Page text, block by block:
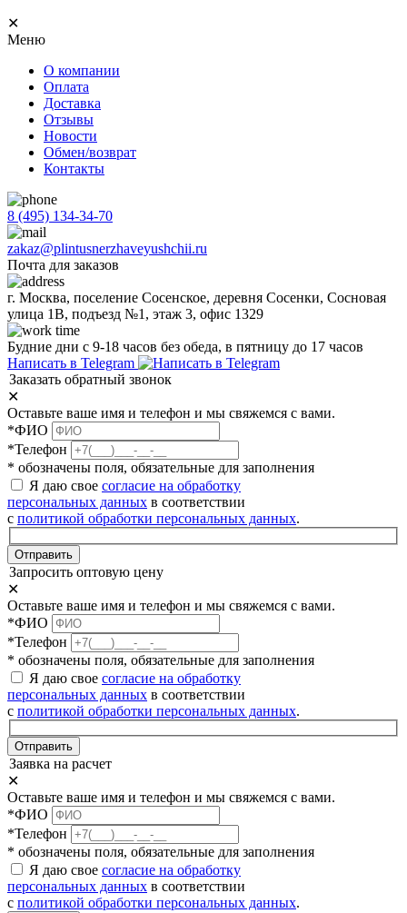
✕
Меню
О компании
Оплата
Доставка
Отзывы
Новости
Обмен/возврат
Контакты
8 (495) 134-34-70
zakaz@plintusnerzhaveyushchii.ru
Почта для заказов
г. Москва, поселение Сосенское, деревня Сосенки, Сосновая
улица 1В, подъезд №1, этаж 3, офис 1329
Будние дни с 9-18 часов без обеда, в пятницу до 17 часов
Написать в Telegram
Заказать обратный звонок
✕
Оставьте ваше имя и телефон и мы свяжемся с вами.
*ФИО
*Телефон
* обозначены поля, обязательные для заполнения
Я даю свое согласие на обработку
персональных данных в соответствии
с политикой обработки персональных данных.
Отправить
Запросить оптовую цену
✕
Оставьте ваше имя и телефон и мы свяжемся с вами.
*ФИО
*Телефон
* обозначены поля, обязательные для заполнения
Я даю свое согласие на обработку
персональных данных в соответствии
с политикой обработки персональных данных.
Отправить
Заявка на расчет
✕
Оставьте ваше имя и телефон и мы свяжемся с вами.
*ФИО
*Телефон
* обозначены поля, обязательные для заполнения
Я даю свое согласие на обработку
персональных данных в соответствии
с политикой обработки персональных данных.